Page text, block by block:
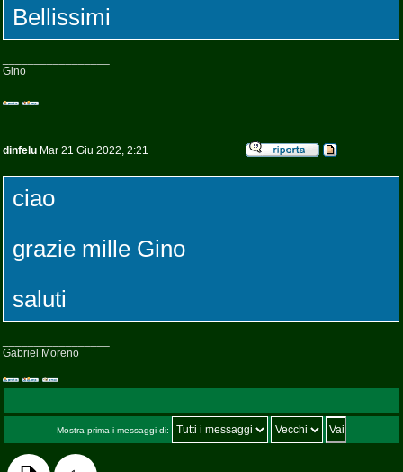
Bellissimi
Gino
dinfelu Mar 21 Giu 2022, 2:21
ciao
grazie mille Gino
saluti
Gabriel Moreno
Mostra prima i messaggi di: